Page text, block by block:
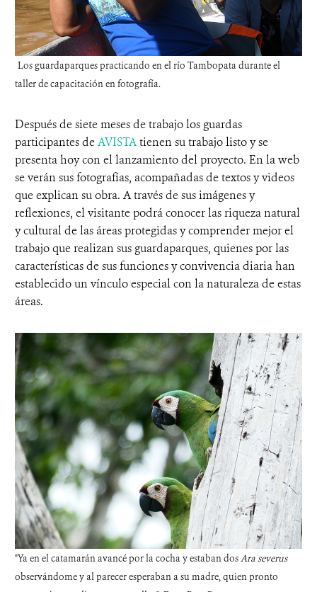
Los guardaparques practicando en el río Tambopata durante el
taller de capacitación en fotografía.
Después de siete meses de trabajo los guardas
participantes deAVISTAtienen su trabajo listo y se
presenta hoy con el lanzamiento del proyecto. En la web
se verán sus fotografías, acompañadas de textos y videos
que explican su obra. A través de sus imágenes y
reflexiones, el visitante podrá conocer las riqueza natural
y cultural de las áreas protegidas y comprender mejor el
trabajo que realizan sus guardaparques, quienes por las
características de sus funciones y convivencia diaria han
establecido un vínculo especial con la naturaleza de estas
áreas.
"Ya en el catamarán avancé por la cocha y estaban dosAra severus
observándome y al parecer esperaban a su madre, quien pronto